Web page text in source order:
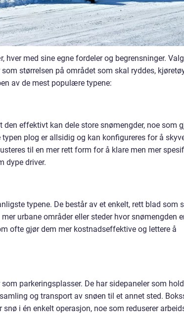
med sine egne fordeler og begrensninger.
størrelsen på området som skal ryddes,
av de mest populære typene:
effektivt kan dele store snømengder, noe som
plog er allsidig og kan konfigureres for å
til en mer rett form for å klare men mer
dype driver.
typene. De består av et enkelt, rett blad som
urbane områder eller steder hvor snømengden
ofte gjør dem mer kostnadseffektive og lettere å
parkeringsplasser. De har sidepaneler som
og transport av snøen til et annet sted.
i én enkelt operasjon, noe som reduserer